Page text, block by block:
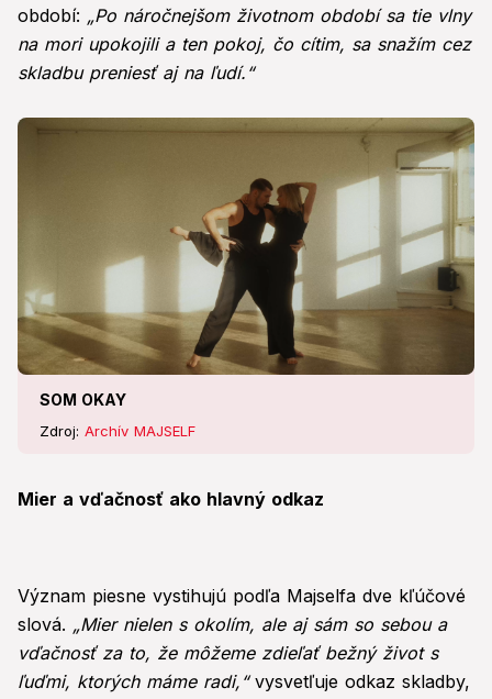
období: „Po náročnejšom životnom období sa tie vlny
na mori upokojili a ten pokoj, čo cítim, sa snažím cez
skladbu preniesť aj na ľudí.“
SOM OKAY
Zdroj: Archív MAJSELF
Mier a vďačnosť ako hlavný odkaz
Význam piesne vystihujú podľa Majselfa dve kľúčové
slová. „Mier nielen s okolím, ale aj sám so sebou a
vďačnosť za to, že môžeme zdieľať bežný život s
ľuďmi, ktorých máme radi,“vysvetľuje odkaz skladby,